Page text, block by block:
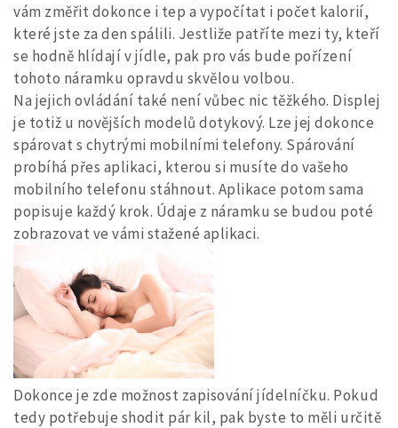
vám změřit dokonce i tep a vypočítat i počet kalorií,
které jste za den spálili. Jestliže patříte mezi ty, kteří
se hodně hlídají v jídle, pak pro vás bude pořízení
tohoto náramku opravdu skvělou volbou.
Na jejich ovládání také není vůbec nic těžkého. Displej
je totiž u novějších modelů dotykový. Lze jej dokonce
spárovat s chytrými mobilními telefony. Spárování
probíhá přes aplikaci, kterou si musíte do vašeho
mobilního telefonu stáhnout. Aplikace potom sama
popisuje každý krok. Údaje z náramku se budou poté
zobrazovat ve vámi stažené aplikaci.
Dokonce je zde možnost zapisování jídelníčku. Pokud
tedy potřebuje shodit pár kil, pak byste to měli určitě